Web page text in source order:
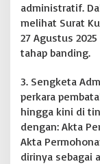
administratif.
melihat Surat
27 Agustus
tahap banding.
3. Sengketa
perkara
hingga kini di
dengan: Akta
Akta
dirinya sebagai